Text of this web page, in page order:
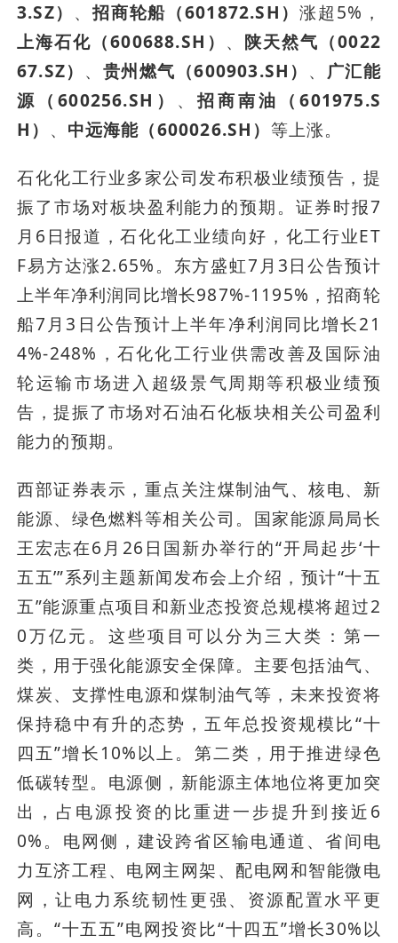
3.SZ） 、招商轮船（601872.SH）涨超5%，
上海石化（600688.SH） 、 陕天然气（0022
67.SZ） 、 贵州燃气（600903.SH） 、 广汇能
源（600256.SH） 、招商南油（601975.S
H） 、 中远海能（600026.SH） 等上涨。
石化化工行业多家公司发布积极业绩预告，提
振了市场对板块盈利能力的预期。证券时报7
月6日报道，石化化工业绩向好，化工行业ET
F易方达涨2.65%。东方盛虹7月3日公告预计
上半年净利润同比增长987%-1195%，招商轮
船7月3日公告预计上半年净利润同比增长21
4%-248%，石化化工行业供需改善及国际油
轮运输市场进入超级景气周期等积极业绩预
告，提振了市场对石油石化板块相关公司盈利
能力的预期。
西部证券表示，重点关注煤制油气、核电、新
能源、绿色燃料等相关公司。国家能源局局长
王宏志在6月26日国新办举行的“开局起步‘十
五五’”系列主题新闻发布会上介绍，预计“十五
五”能源重点项目和新业态投资总规模将超过2
0万亿元。这些项目可以分为三大类：第一
类，用于强化能源安全保障。主要包括油气、
煤炭、支撑性电源和煤制油气等，未来投资将
保持稳中有升的态势，五年总投资规模比“十
四五”增长10%以上。第二类，用于推进绿色
低碳转型。电源侧，新能源主体地位将更加突
出，占电源投资的比重进一步提升到接近6
0%。电网侧，建设跨省区输电通道、省间电
力互济工程、电网主网架、配电网和智能微电
网，让电力系统韧性更强、资源配置水平更
高。“十五五”电网投资比“十四五”增长30%以